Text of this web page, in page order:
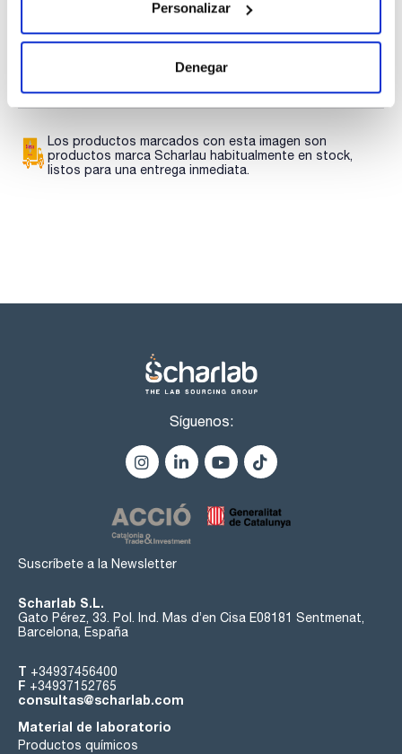
Personalizar
Denegar
descargas
Regístrate para
descargas
SDS/ Hoja de seguridad
descargas
Los productos marcados con esta imagen son
productos marca Scharlau habitualmente en stock,
listos para una entrega inmediata.
Síguenos:
Suscríbete a la Newsletter
Scharlab S.L.
Gato Pérez, 33. Pol. Ind. Mas d’en Cisa E08181 Sentmenat,
Barcelona, España
T +34937456400
F +34937152765
consultas@scharlab.com
Material de laboratorio
Productos químicos